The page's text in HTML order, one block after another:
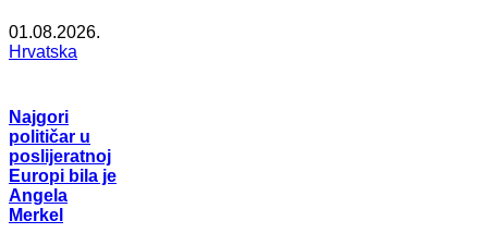
01.08.2026.
Hrvatska
Najgori
političar u
poslijeratnoj
Europi bila je
Angela
Merkel